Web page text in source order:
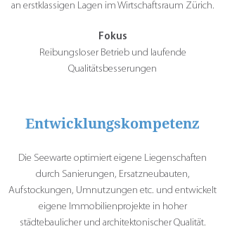
an erstklassigen Lagen im Wirtschaftsraum Zürich.
Fokus
Reibungsloser Betrieb und laufende
Qualitätsbesserungen
Entwicklungskompetenz
Die Seewarte optimiert eigene Liegenschaften
durch Sanierungen, Ersatzneubauten,
Aufstockungen, Umnutzungen etc. und entwickelt
eigene Immobilienprojekte in hoher
städtebaulicher und architektonischer Qualität.